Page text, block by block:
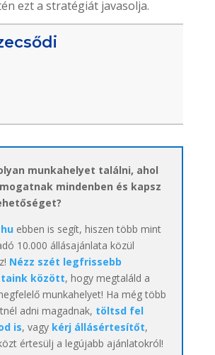
ezt a stratégiát javasolja.
munkahelyet találni, ahol
mindenben és kapsz
ebben is segít, hiszen több mint
10.000 állásajánlata közül
Nézz szét legfrissebb
között, hogy megtaláld a
munkahelyet! Ha még több
adni magadnak, töltsd fel
is, vagy kérj állásértesítőt,
értesülj a legújabb ajánlatokról!